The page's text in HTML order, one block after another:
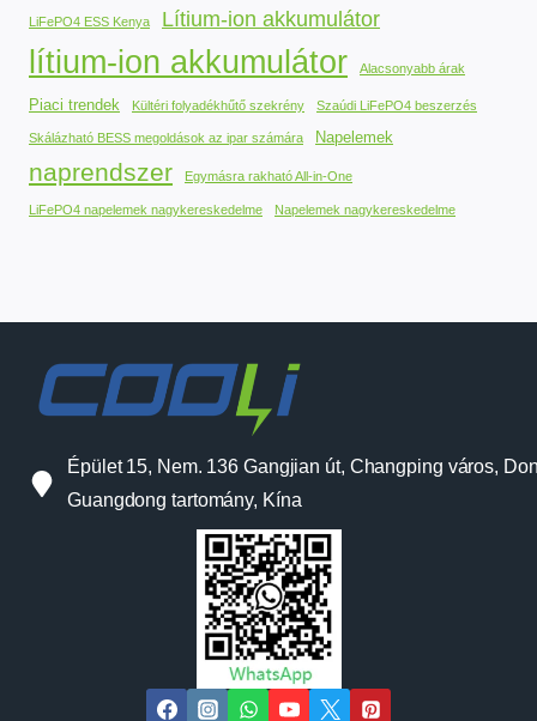
LiFePO4 ESS Kenya Lítium-ion akkumulátor
lítium-ion akkumulátor Alacsonyabb árak
Piaci trendek Kültéri folyadékhűtő szekrény Szaúdi LiFePO4 beszerzés
Skálázható BESS megoldások az ipar számára Napelemek
naprendszer Egymásra rakható All-in-One
LiFePO4 napelemek nagykereskedelme Napelemek nagykereskedelme
Épület 15, Nem. 136 Gangjian út, Changping város,
Guangdong tartomány, Kína